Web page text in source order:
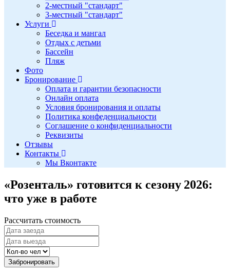
2-местный "стандарт"
3-местный "стандарт"
Услуги
Беседка и мангал
Отдых с детьми
Бассейн
Пляж
Фото
Бронирование
Оплата и гарантии безопасности
Онлайн оплата
Условия бронирования и оплаты
Политика конфеденциальности
Соглашение о конфиденциальности
Реквизиты
Отзывы
Контакты
Мы Вконтакте
«Розенталь» готовится к сезону 2026:
что уже в работе
Рассчитать стоимость
Забронировать